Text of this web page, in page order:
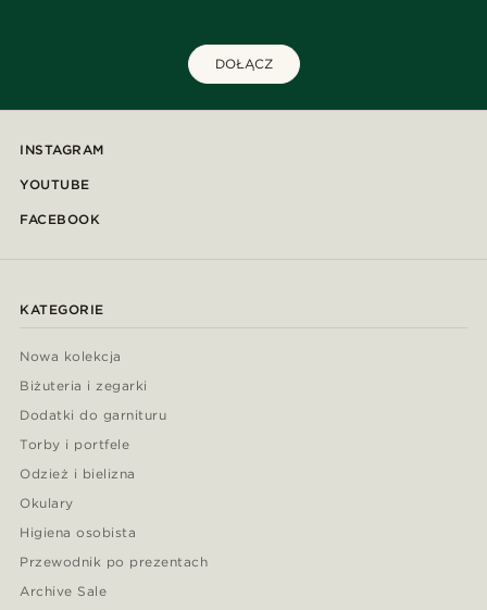
DOŁĄCZ
INSTAGRAM
YOUTUBE
FACEBOOK
KATEGORIE
Nowa kolekcja
Biżuteria i zegarki
Dodatki do garnituru
Torby i portfele
Odzież i bielizna
Okulary
Higiena osobista
Przewodnik po prezentach
Archive Sale